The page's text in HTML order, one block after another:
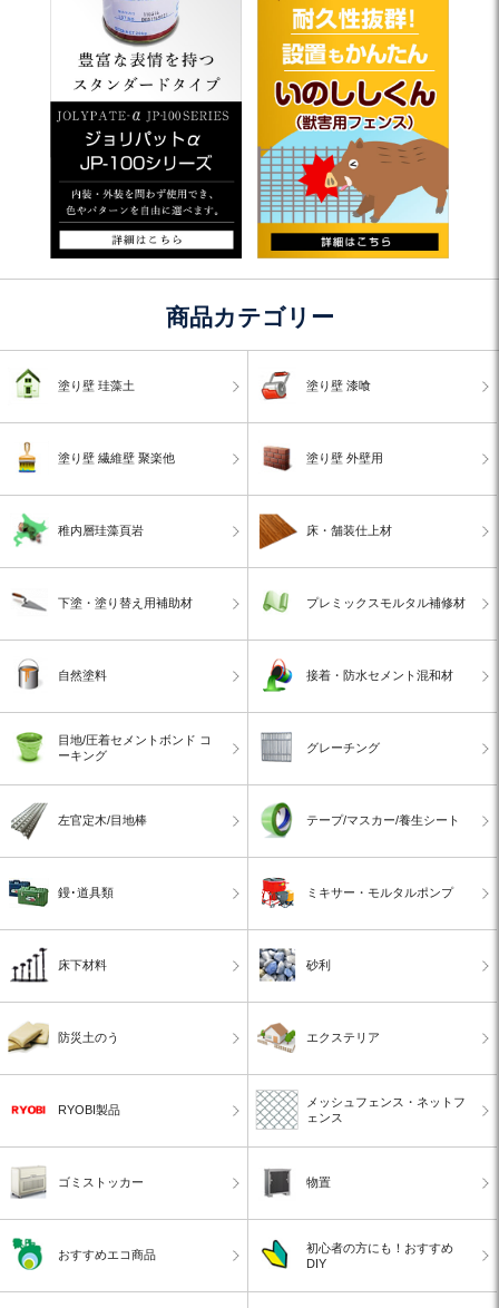
商品カテゴリー
塗り壁 珪藻土 塗り壁 漆喰
塗り壁 繊維壁 聚楽他 塗り壁 外壁用
稚内層珪藻頁岩 床・舗装仕上材
下塗・塗り替え用補助材 プレミックスモルタル補修材
自然塗料 接着・防水セメント混和材
目地/圧着セメントボンド コ
ーキング
グレーチング
左官定木/目地棒 テープ/マスカー/養生シート
鏝･道具類 ミキサー・モルタルポンプ
床下材料 砂利
防災土のう エクステリア
RYOBI製品
メッシュフェンス・ネットフ
ェンス
ゴミストッカー 物置
おすすめエコ商品
初心者の方にも！おすすめ
DIY